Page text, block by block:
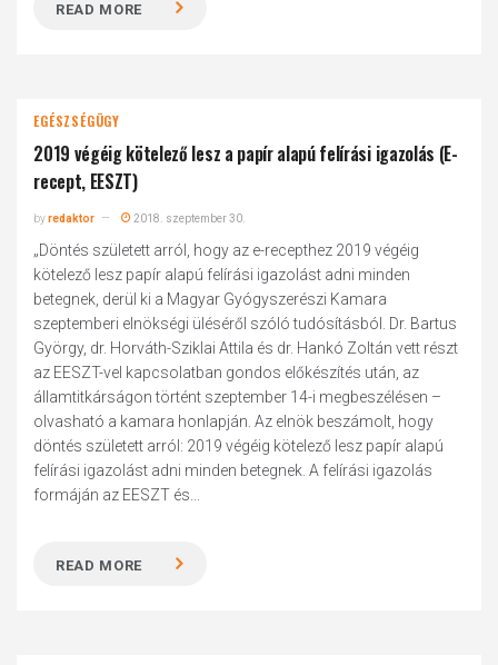
READ MORE
EGÉSZSÉGÜGY
2019 végéig kötelező lesz a papír alapú felírási igazolás (E-
recept, EESZT)
byredaktor 2018. szeptember 30.
„Döntés született arról, hogy az e-recepthez 2019 végéig
kötelező lesz papír alapú felírási igazolást adni minden
betegnek, derül ki a Magyar Gyógyszerészi Kamara
szeptemberi elnökségi üléséről szóló tudósításból. Dr. Bartus
György, dr. Horváth-Sziklai Attila és dr. Hankó Zoltán vett részt
az EESZT-vel kapcsolatban gondos előkészítés után, az
államtitkárságon történt szeptember 14-i megbeszélésen –
olvasható a kamara honlapján. Az elnök beszámolt, hogy
döntés született arról: 2019 végéig kötelező lesz papír alapú
felírási igazolást adni minden betegnek. A felírási igazolás
formáján az EESZT és...
READ MORE